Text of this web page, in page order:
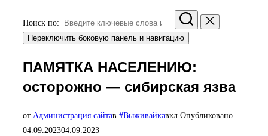
Поиск по:
Переключить боковую панель и навигацию
ПАМЯТКА НАСЕЛЕНИЮ:
осторожно — сибирская язва
от Администрация сайтав #Выживайкавкл Опубликовано
04.09.202304.09.2023